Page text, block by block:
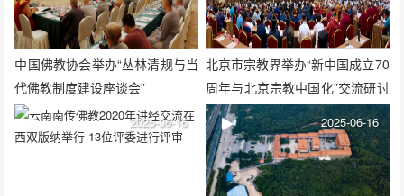
中国佛教协会举办“丛林清规与当
代佛教制度建设座谈会”
北京市宗教界举办“新中国成立70
周年与北京宗教中国化”交流研讨
会
2025-06-16 2025-06-16